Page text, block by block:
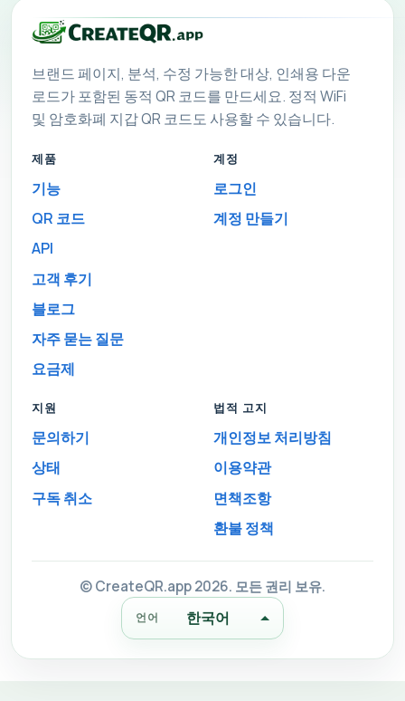
브랜드 페이지, 분석, 수정 가능한 대상, 인쇄용 다운
로드가 포함된 동적 QR 코드를 만드세요. 정적 WiFi
및 암호화폐 지갑 QR 코드도 사용할 수 있습니다.
제품
기능
QR 코드
API
고객 후기
블로그
자주 묻는 질문
요금제
계정
로그인
계정 만들기
지원
문의하기
상태
구독 취소
법적 고지
개인정보 처리방침
이용약관
면책조항
환불 정책
© CreateQR.app 2026. 모든 권리 보유.
언어 한국어